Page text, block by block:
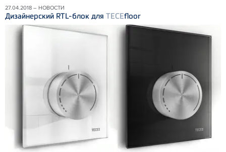
27.04.2018 – НОВОСТИ
Дизайнерский RTL-блок для TECEfloor